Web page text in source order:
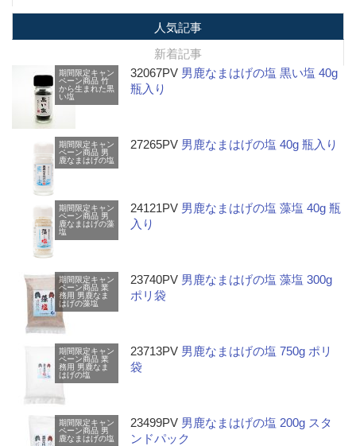
人気記事
新着記事
期間限定キャン
ペーン商品 竹
から生まれた黒
い塩
32067PV 男鹿なまはげの塩 黒い塩 40g
瓶入り
期間限定キャン
ペーン商品 男
鹿なまはげの塩
27265PV 男鹿なまはげの塩 40g 瓶入り
期間限定キャン
ペーン商品 男
鹿なまはげの藻
塩
24121PV 男鹿なまはげの塩 藻塩 40g 瓶
入り
期間限定キャン
ペーン商品 業
務用 男鹿なま
はげの藻塩
23740PV 男鹿なまはげの塩 藻塩 300g
ポリ袋
期間限定キャン
ペーン商品 業
務用 男鹿なま
はげの塩
23713PV 男鹿なまはげの塩 750g ポリ
袋
期間限定キャン
ペーン商品 男
鹿なまはげの塩
23499PV 男鹿なまはげの塩 200g スタ
ンドパック